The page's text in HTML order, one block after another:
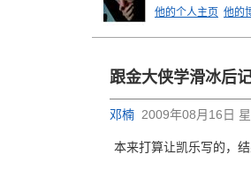
他的个人主页 他的
跟金大侠学滑冰后
邓楠 2009年08月16日
本来打算让凯乐写的，